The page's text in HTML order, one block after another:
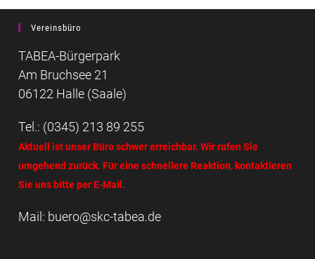
Vereinsbüro
TABEA-Bürgerpark
Am Bruchsee 21
06122 Halle (Saale)
Tel.: (0345) 213 89 255
Aktuell ist unser Büro schwer erreichbar. Wir rufen Sie
umgehend zurück. Für eine schnellere Reaktion, kontaktieren
Sie uns bitte per E-Mail.
Mail: buero@skc-tabea.de